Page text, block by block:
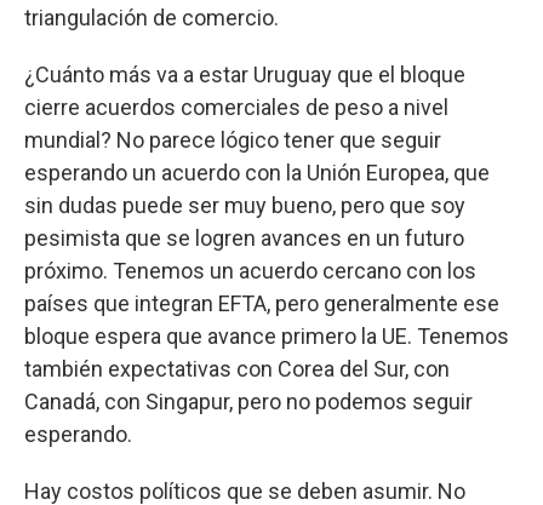
triangulación de comercio.
¿Cuánto más va a estar Uruguay que el bloque
cierre acuerdos comerciales de peso a nivel
mundial? No parece lógico tener que seguir
esperando un acuerdo con la Unión Europea, que
sin dudas puede ser muy bueno, pero que soy
pesimista que se logren avances en un futuro
próximo. Tenemos un acuerdo cercano con los
países que integran EFTA, pero generalmente ese
bloque espera que avance primero la UE. Tenemos
también expectativas con Corea del Sur, con
Canadá, con Singapur, pero no podemos seguir
esperando.
Hay costos políticos que se deben asumir. No